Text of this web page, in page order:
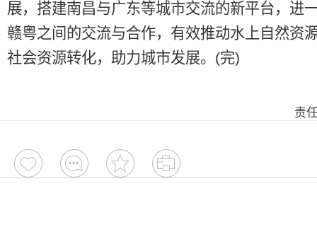
展，搭建南昌与广东等城市交流的新平台，进
赣粤之间的交流与合作，有效推动水上自然资
社会资源转化，助力城市发展。(完)
责